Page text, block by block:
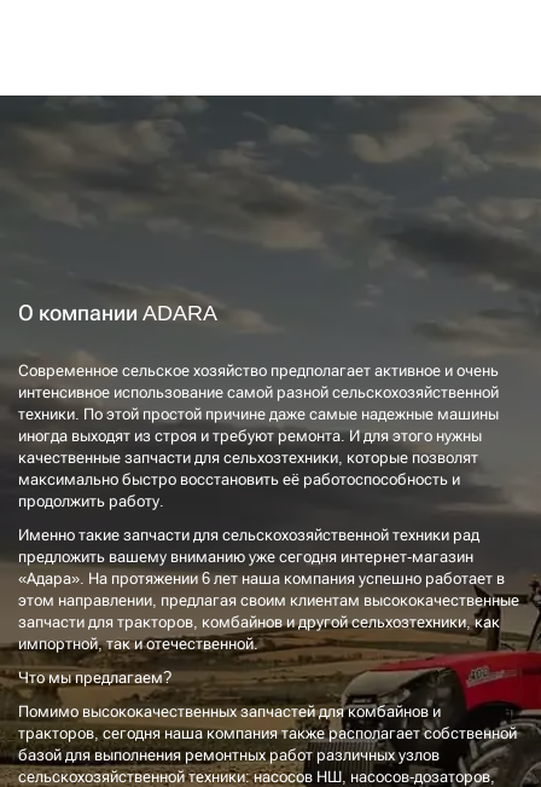
О компании ADARA
Современное сельское хозяйство предполагает активное и очень
интенсивное использование самой разной сельскохозяйственной
техники. По этой простой причине даже самые надежные машины
иногда выходят из строя и требуют ремонта. И для этого нужны
качественные запчасти для сельхозтехники, которые позволят
максимально быстро восстановить её работоспособность и
продолжить работу.
Именно такие запчасти для сельскохозяйственной техники рад
предложить вашему вниманию уже сегодня интернет-магазин
«Адара». На протяжении 6 лет наша компания успешно работает в
этом направлении, предлагая своим клиентам высококачественные
запчасти для тракторов, комбайнов и другой сельхозтехники, как
импортной, так и отечественной.
Что мы предлагаем?
Помимо высококачественных запчастей для комбайнов и
тракторов, сегодня наша компания также располагает собственной
базой для выполнения ремонтных работ различных узлов
сельскохозяйственной техники: насосов НШ, насосов-дозаторов,